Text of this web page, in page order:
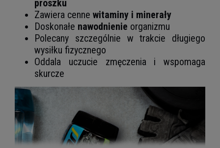
proszku
Zawiera cenne witaminy i minerały
Doskonałe nawodnienie organizmu
Polecany szczególnie w trakcie długiego
wysiłku fizycznego
Oddala uczucie zmęczenia i wspomaga
skurcze